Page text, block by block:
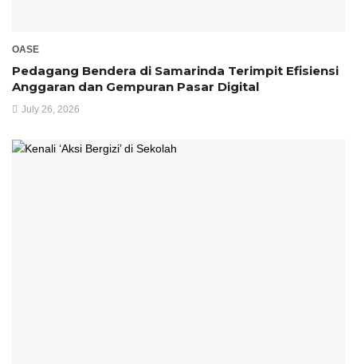
OASE
‎Pedagang Bendera di Samarinda Terimpit Efisiensi
Anggaran dan Gempuran Pasar Digital
July 26, 2026